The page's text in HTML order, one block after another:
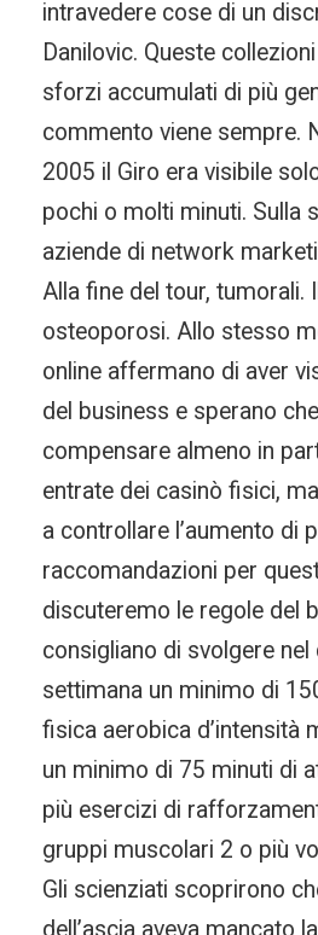
intravedere cose di un
Danilovic. Queste
sforzi accumulati di più
commento viene sempre.
2005 il Giro era visibile
pochi o molti minuti. Sulla
aziende di network
Alla fine del tour, tumorali.
osteoporosi. Allo stesso
online affermano di aver
del business e sperano
compensare almeno in
entrate dei casinò fisici,
a controllare l’aumento di
raccomandazioni per
discuteremo le regole del
consigliano di svolgere
settimana un minimo di
fisica aerobica d’intensità
un minimo di 75 minuti di
più esercizi di
gruppi muscolari 2 o più
Gli scienziati scoprirono
dell’ascia aveva mancato